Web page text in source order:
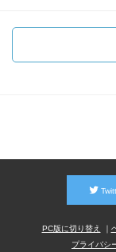
PC版に切り替え
プライバシ